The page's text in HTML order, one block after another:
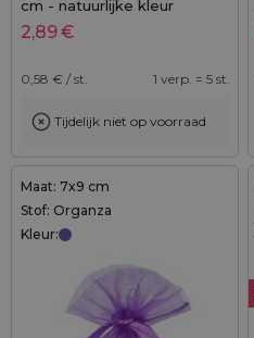
cm - natuurlijke kleur
2,89€
0,58 € / st. 1 verp. = 5 st.
Tijdelijk niet op voorraad
Maat: 7x9 cm
Stof: Organza
Kleur: